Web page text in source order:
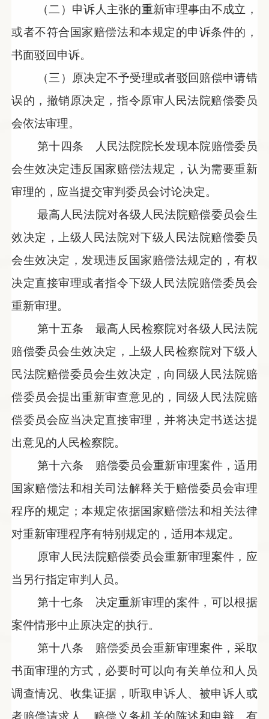
（二）申诉人主张的重新审理事由不成立，
或者不符合国家赔偿法和本规定的申诉条件的，
书面驳回申诉。
（三）原决定不予受理或者驳回赔偿申请错
误的，撤销原决定，指令原审人民法院赔偿委员
会依法审理。
第十四条 人民法院院长发现本院赔偿委员
会生效决定违反国家赔偿法规定，认为需要重新
审理的，应当提交审判委员会讨论决定。
最高人民法院对各级人民法院赔偿委员会生
效决定，上级人民法院对下级人民法院赔偿委员
会生效决定，发现违反国家赔偿法规定的，有权
决定直接审理或者指令下级人民法院赔偿委员会
重新审理。
第十五条 最高人民检察院对各级人民法院
赔偿委员会生效决定，上级人民检察院对下级人
民法院赔偿委员会生效决定，向同级人民法院赔
偿委员会提出重新审查意见的，同级人民法院赔
偿委员会应当决定直接审理，并将决定书送达提
出意见的人民检察院。
第十六条 赔偿委员会重新审理案件，适用
国家赔偿法和相关司法解释关于赔偿委员会审理
程序的规定；本规定依据国家赔偿法和相关法律
对重新审理程序有特别规定的，适用本规定。
原审人民法院赔偿委员会重新审理案件，应
当另行指定审判人员。
第十七条 决定重新审理的案件，可以根据
案件情形中止原决定的执行。
第十八条 赔偿委员会重新审理案件，采取
书面审理的方式，必要时可以向有关单位和人员
调查情况、收集证据，听取申诉人、被申诉人或
者赔偿请求人、赔偿义务机关的陈述和申辩。有